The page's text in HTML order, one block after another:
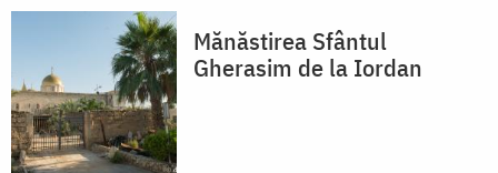
Mănăstirea Sfântul
Gherasim de la Iordan